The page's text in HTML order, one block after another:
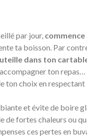
par jour,
ta boisson. Par
dans ton
ton repas…
ton choix en
et évite de boire
fortes chaleurs ou
ces pertes en